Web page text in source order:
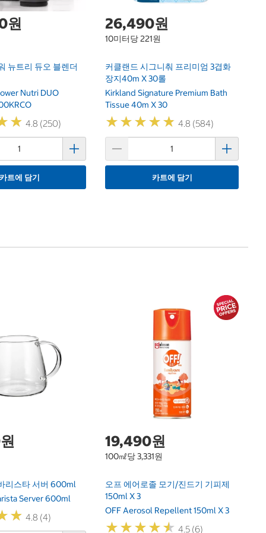
원
뉴트리 듀오 블렌더
Nutri DUO
★
★ 4.8 (250)
트에 담기
26,490원
10미터당 221원
커클랜드 시그니춰 프리미엄 3겹화
장지40m X 30롤
Kirkland Signature Premium Bath
Tissue 40m X 30
★★★★★
★★★★★ 4.8 (584)
카트에 담기
리스타 서버 600ml
Server 600ml
★
★ 4.8 (4)
19,490원
100㎖당 3,331원
오프 에어로졸 모기/진드기 기피제
150ml X 3
OFF Aerosol Repellent 150ml X 3
★★★★★
★★★★★ 4.5 (6)